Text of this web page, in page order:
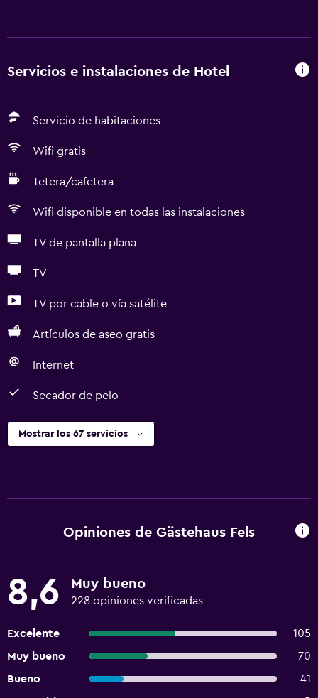
Servicios e instalaciones de Hotel
Servicio de habitaciones
Wifi gratis
Tetera/cafetera
Wifi disponible en todas las instalaciones
TV de pantalla plana
TV
TV por cable o vía satélite
Artículos de aseo gratis
Internet
Secador de pelo
Mostrar los 67 servicios
Opiniones de Gästehaus Fels
8,6 Muy bueno
228 opiniones verificadas
Excelente
105
Muy bueno
70
Bueno
41